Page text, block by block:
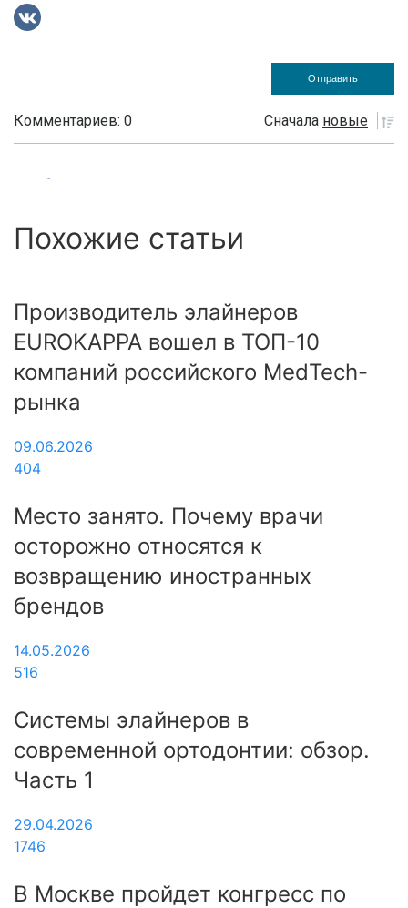
Комментариев: 0 Сначала новые
Похожие статьи
Производитель элайнеров
EUROKAPPA вошел в ТОП-10
компаний российского MedTech-
рынка
09.06.2026
404
Место занято. Почему врачи
осторожно относятся к
возвращению иностранных
брендов
14.05.2026
516
Системы элайнеров в
современной ортодонтии: обзор.
Часть 1
29.04.2026
1746
В Москве пройдет конгресс по